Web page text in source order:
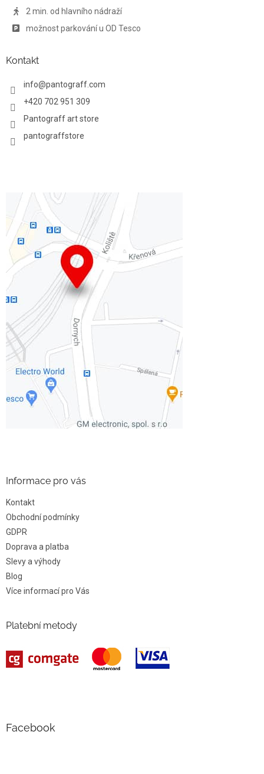
2 min. od hlavního nádraží
možnost parkování u OD Tesco
Kontakt
info@pantograff.com
+420 702 951 309
Pantograff art store
pantograffstore
Informace pro vás
Kontakt
Obchodní podmínky
GDPR
Doprava a platba
Slevy a výhody
Blog
Více informací pro Vás
Platební metody
Facebook